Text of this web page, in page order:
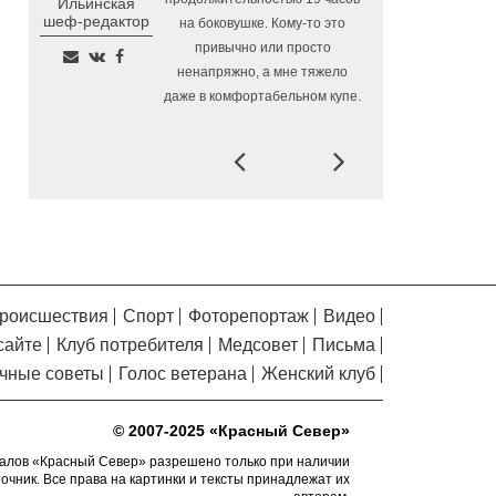
Алчевска в Вологодской области
6.08.2026 16:20
Сельские труженики
Тотемского округа получат жилье с
правом выкупа за один процент
Детская футбольная
поможет вологжанам оформить выплату
на первоклассника
6.08.2026 14:00 Вологодская область
подтвердила курс на полное обеспечение
материалом
6.08.2026 13:28 Телемедицинские
Prev
шеф-редактор
на боковушке. Кому-то это
привычно или просто
ненапряжно, а мне тяжело
даже в комфортабельном купе.
Спорт Фоторепортаж
Видео
Клуб потребителя Медсовет
Письма
советы
Голос ветерана Женский клуб
© 2007-2025 «Красный Север»
«Красный Север» разрешено только при наличии
Все права на картинки и тексты принадлежат их